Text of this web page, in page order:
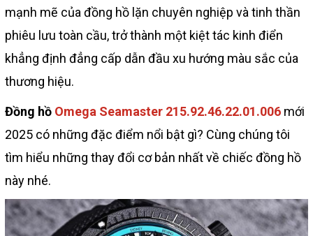
mạnh mẽ của đồng hồ lặn chuyên nghiệp và tinh thần
phiêu lưu toàn cầu, trở thành một kiệt tác kinh điển
khẳng định đẳng cấp dẫn đầu xu hướng màu sắc của
thương hiệu.
Đồng hồ Omega Seamaster 215.92.46.22.01.006 mới
2025 có những đặc điểm nổi bật gì? Cùng chúng tôi
tìm hiểu những thay đổi cơ bản nhất về chiếc đồng hồ
này nhé.